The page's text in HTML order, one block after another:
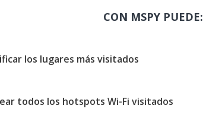
CON MSPY PUEDE:
los lugares más visitados
todos los hotspots Wi-Fi visitados